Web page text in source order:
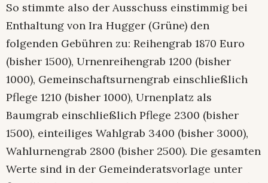
So stimmte also der Ausschuss einstimmig bei
Enthaltung von Ira Hugger (Grüne) den
folgenden Gebühren zu: Reihengrab 1870 Euro
(bisher 1500), Urnenreihengrab 1200 (bisher
1000), Gemeinschaftsurnengrab einschließlich
Pflege 1210 (bisher 1000), Urnenplatz als
Baumgrab einschließlich Pflege 2300 (bisher
1500), einteiliges Wahlgrab 3400 (bisher 3000),
Wahlurnengrab 2800 (bisher 2500). Die gesamten
Werte sind in der Gemeinderatsvorlage unter